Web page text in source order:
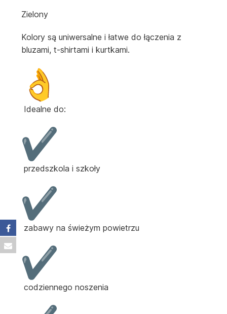
Zielony
Kolory są uniwersalne i łatwe do łączenia z
bluzami, t-shirtami i kurtkami.
Idealne do:
przedszkola i szkoły
zabawy na świeżym powietrzu
codziennego noszenia